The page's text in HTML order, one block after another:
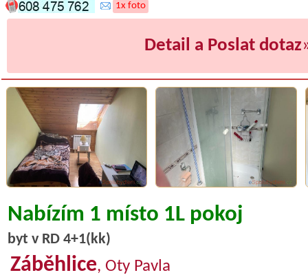
1x foto
Detail a Poslat dotaz
Nabízím 1 místo 1L pokoj
byt v RD 4+1(kk)
Záběhlice, Oty Pavla